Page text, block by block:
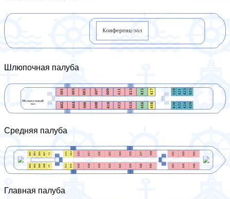
Шлюпочная палуба
Средняя палуба
Главная палуба